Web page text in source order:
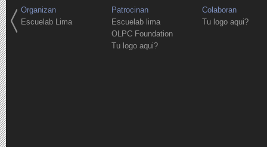
Organizan
Escuelab Lima
Patrocinan
Escuelab lima
OLPC Foundation
Tu logo aqui?
Colaboran
Tu logo aqui?